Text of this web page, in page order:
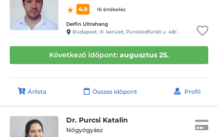
4.9
16 értékelés
Delfin Ultrahang
Budapest, III. kerület, Pünkösdfürdő u. 48/B
Következő időpont: augusztus 25.
Árlista Összes időpont Profil
Dr. Purcsi Katalin
Nőgyógyász